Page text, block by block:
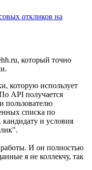
откликов на
который точно
которую использует
API получается
пользователю
списка по
кандидату и условия
И он полностью
я не коллекчу, так